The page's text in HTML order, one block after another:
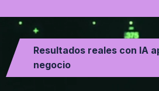
Resultados reales con IA
negocio